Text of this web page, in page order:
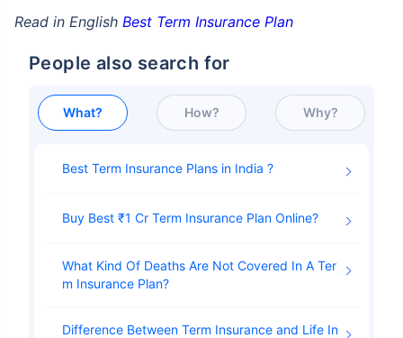
Read in English Best Term Insurance Plan
People also search for
What? How? Why?
Best Term Insurance Plans in India
Buy Best ₹1 Cr Term Insurance Plan Online
What Kind Of Deaths Are Not Covered In A Ter
m Insurance Plan
Difference Between Term Insurance and Life In